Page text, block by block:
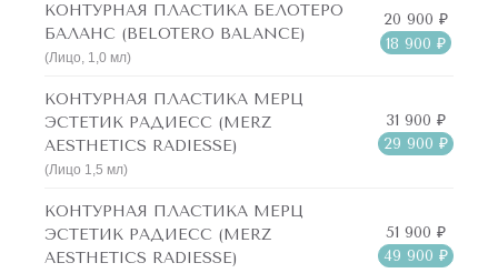
КОНТУРНАЯ ПЛАСТИКА БЕЛОТЕРО
БАЛАНС (BELOTERO BALANCE)
(Лицо, 1,0 мл)
20 900 ₽
18 900 ₽
КОНТУРНАЯ ПЛАСТИКА МЕРЦ
ЭСТЕТИК РАДИЕСС (MERZ
AESTHETICS RADIESSE)
(Лицо 1,5 мл)
31 900 ₽
29 900 ₽
КОНТУРНАЯ ПЛАСТИКА МЕРЦ
ЭСТЕТИК РАДИЕСС (MERZ
AESTHETICS RADIESSE)
51 900 ₽
49 900 ₽